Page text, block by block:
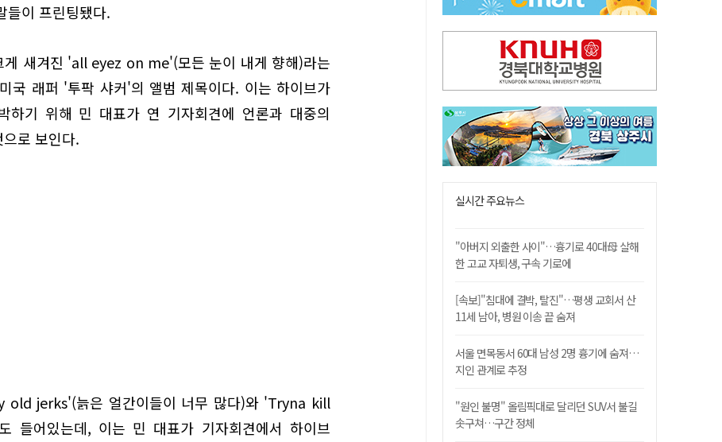
들이 프린팅됐다.
게 새겨진 'all eyez on me'(모든 눈이 내게 향해)라는
국 래퍼 '투팍 샤커'의 앨범 제목이다. 이는 하이브가
하기 위해 민 대표가 연 기자회견에 언론과 대중의
로 보인다.
jerks'(늙은 얼간이들이 너무 많다)와 'Tryna kill
들어있는데, 이는 민 대표가 기자회견에서 하이브
박권현 청도군수, 국무총리에 "청도 물 공급 최대 3만t 늘려달라"
실시간 주요뉴스
"아버지 외출한 사이"…흉기로 40대母 살해
한 고교 자퇴생, 구속 기로에
[속보]"침대에 결박, 탈진"…평생 교회서 산
11세 남아, 병원 이송 끝 숨져
서울 면목동서 60대 남성 2명 흉기에 숨져…
지인 관계로 추정
"원인 불명" 올림픽대로 달리던 SUV서 불길
솟구쳐…구간 정체